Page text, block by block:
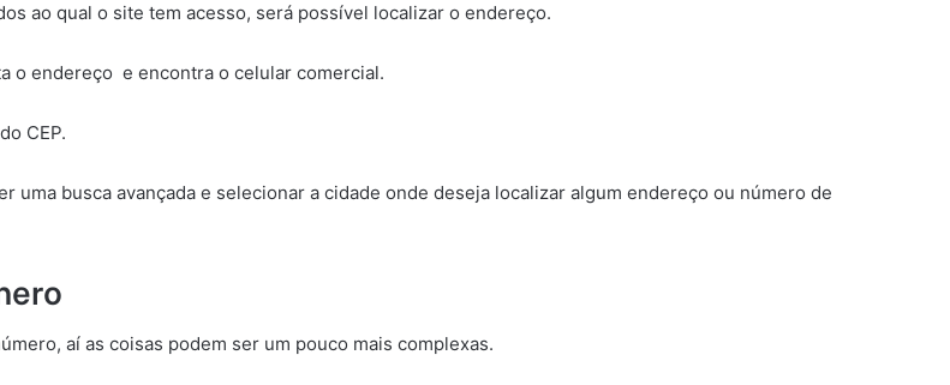
ao qual o site tem acesso, será possível localizar o endereço.
o endereço e encontra o celular comercial.
CEP.
uma busca avançada e selecionar a cidade onde deseja localizar algum endereço ou número de
aí as coisas podem ser um pouco mais complexas.